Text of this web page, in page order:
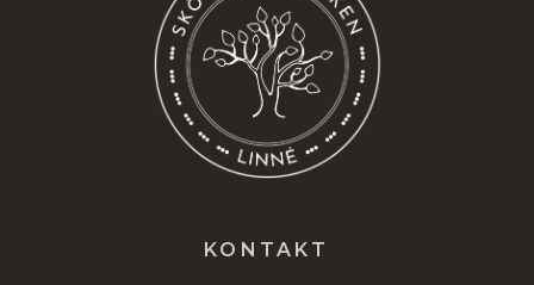
KONTAKT